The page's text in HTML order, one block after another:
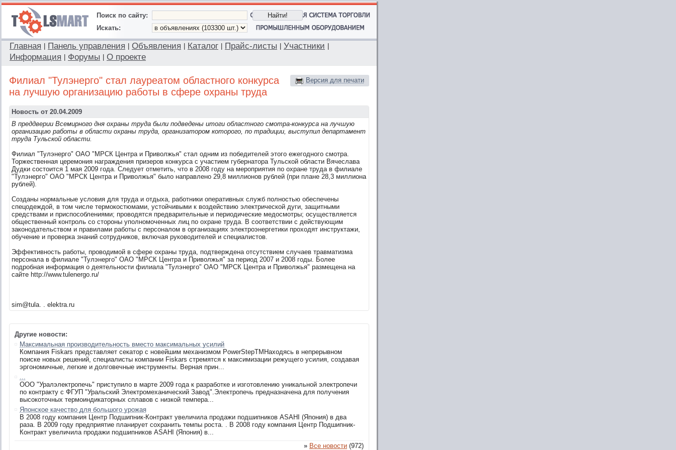
Поиск по сайту:
Искать:
Главная Панель управления Объявления Каталог Прайс-листы Участники
Информация Форумы О проекте
Версия для печати
Филиал "Тулэнерго" стал лауреатом областного конкурса
на лучшую организацию работы в сфере охраны труда
Новость от 20.04.2009
В преддверии Всемирного дня охраны труда были подведены итоги областного смотра-конкурса на лучшую
организацию работы в области охраны труда, организатором которого, по традиции, выступил департамент
труда Тульской области.
Филиал "Тулэнерго" ОАО "МРСК Центра и Приволжья" стал одним из победителей этого ежегодного смотра.
Торжественная церемония награждения призеров конкурса с участием губернатора Тульской области Вячеслава
Дудки состоится 1 мая 2009 года. Следует отметить, что в 2008 году на мероприятия по охране труда в филиале
"Тулэнерго" ОАО "МРСК Центра и Приволжья" было направлено 29,8 миллионов рублей (при плане 28,3 миллиона
рублей).
Созданы нормальные условия для труда и отдыха, работники оперативных служб полностью обеспечены
спецодеждой, в том числе термокостюмами, устойчивыми к воздействию электрической дуги, защитными
средствами и приспособлениями; проводятся предварительные и периодические медосмотры; осуществляется
общественный контроль со стороны уполномоченных лиц по охране труда. В соответствии с действующим
законодательством и правилами работы с персоналом в организациях электроэнергетики проходят инструктажи,
обучение и проверка знаний сотрудников, включая руководителей и специалистов.
Эффективность работы, проводимой в сфере охраны труда, подтверждена отсутствием случаев травматизма
персонала в филиале "Тулэнерго" ОАО "МРСК Центра и Приволжья" за период 2007 и 2008 годы. Более
подробная информация о деятельности филиала "Тулэнерго" ОАО "МРСК Центра и Приволжья" размещена на
сайте http://www.tulenergo.ru/
sim@tula. . elektra.ru
Другие новости:
Максимальная производительность вместо максимальных усилий
Компания Fiskars представляет секатор с новейшим механизмом PowerStepTMНаходясь в непрерывном
поиске новых решений, специалисты компании Fiskars стремятся к максимизации режущего усилия, создавая
эргономичные, легкие и долговечные инструменты. Верная прин...
...
ООО "Уралэлектропечь" приступило в марте 2009 года к разработке и изготовлению уникальной электропечи
по контракту с ФГУП "Уральский Электромеханический Завод".Электропечь предназначена для получения
высокоточных термоиндикаторных сплавов с низкой темпера...
Японское качество для большого урожая
В 2008 году компания Центр Подшипник-Контракт увеличила продажи подшипников ASAHI (Япония) в два
раза. В 2009 году предприятие планирует сохранить темпы роста. . В 2008 году компания Центр Подшипник-
Контракт увеличила продажи подшипников ASAHI (Япония) в...
» Все новости (972)